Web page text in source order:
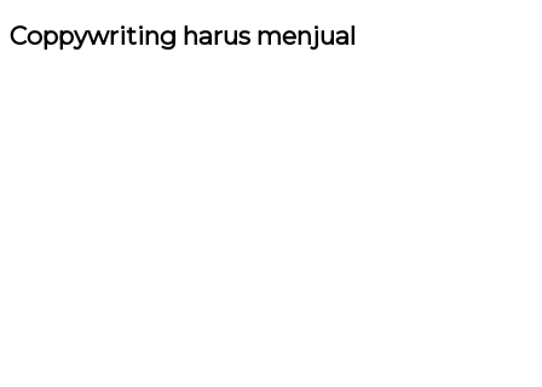
Coppywriting harus menjual